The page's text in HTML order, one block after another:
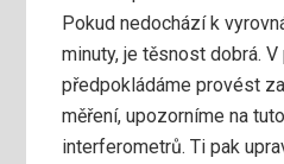
Pokud nedochází k
minuty, je těsnost dobrá. V
předpokládáme provést
měření, upozorníme na
interferometrů. Ti pak